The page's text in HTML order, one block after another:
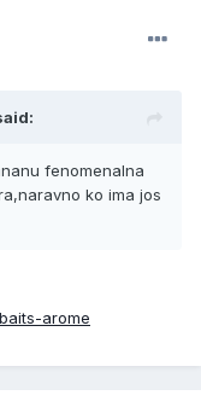
fenomenalna
ko ima jos
arome